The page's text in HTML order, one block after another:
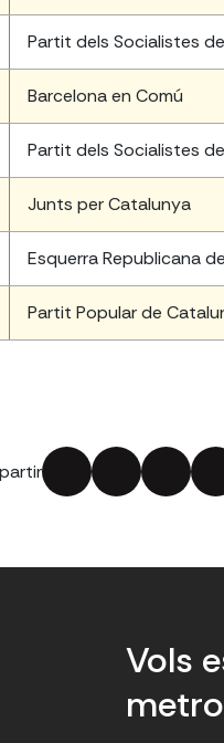
Partit dels Socialistes
Barcelona en Comú
Partit dels Socialistes
Junts per Catalunya
Esquerra Republicana
Partit Popular de
Vols